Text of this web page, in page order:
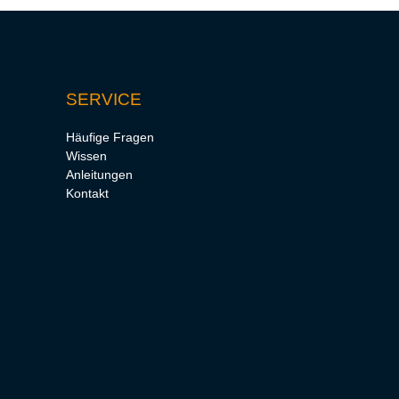
SERVICE
Häufige Fragen
Wissen
Anleitungen
Kontakt